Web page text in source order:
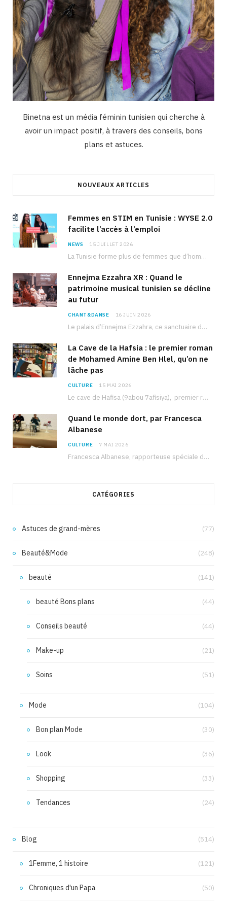
Binetna est un média féminin tunisien qui cherche à
avoir un impact positif, à travers des conseils, bons
plans et astuces.
NOUVEAUX ARTICLES
Femmes en STIM en Tunisie : WYSE 2.0
facilite l’accès à l’emploi
NEWS 15 JUILLET 2026
La Tunisie forme plus de femmes que d’hommes dans les filières scientifiques. Pourtant, pour beaucoup…
Ennejma Ezzahra XR : Quand le
patrimoine musical tunisien se décline
au futur
CHANT&DANSE 16 JUIN 2026
Le palais d’Ennejma Ezzahra, ce sanctuaire de la musique tunisienne et méditerranéenne construit par le…
La Cave de la Hafsia : le premier roman
de Mohamed Amine Ben Hlel, qu’on ne
lâche pas
CULTURE 15 MAI 2026
Le cave de Hafisa (9abou 7afisiya), premier roman du journaliste tunisien Mohamed Amine Ben Hlel,…
Quand le monde dort, par Francesca
Albanese
CULTURE 7 MAI 2026
Francesca Albanese, rapporteuse spéciale de l’ONU sur les territoires palestiniens occupés, était à Tunis pour…
CATÉGORIES
Astuces de grand-mères (77)
Beauté&Mode (248)
beauté (141)
beauté Bons plans (44)
Conseils beauté (44)
Make-up (21)
Soins (51)
Mode (104)
Bon plan Mode (30)
Look (36)
Shopping (33)
Tendances (24)
Blog (514)
1Femme, 1 histoire (121)
Chroniques d'un Papa (50)